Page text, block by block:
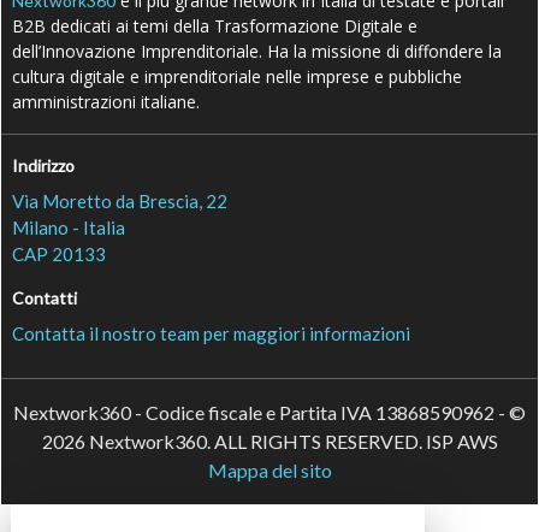
B2B dedicati ai temi della Trasformazione Digitale e
dell’Innovazione Imprenditoriale. Ha la missione di diffondere la
cultura digitale e imprenditoriale nelle imprese e pubbliche
amministrazioni italiane.
Indirizzo
Via Moretto da Brescia, 22
Milano - Italia
CAP 20133
Contatti
Contatta il nostro team per maggiori informazioni
Nextwork360 - Codice fiscale e Partita IVA 13868590962 - ©
2026 Nextwork360. ALL RIGHTS RESERVED. ISP AWS
Mappa del sito